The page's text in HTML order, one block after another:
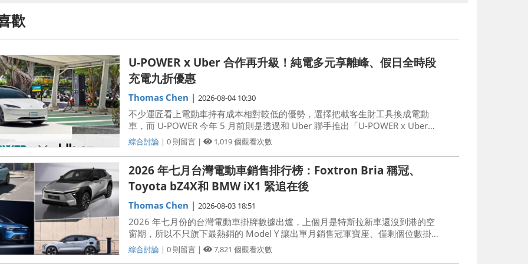
歡
U-POWER x Uber 合作再升級！純電多元享離峰、假日全時段
充電九折優惠
Thomas Chen | 2026-08-04 10:30
不少運匠看上電動車持有成本相對較低的優勢，選擇把載客生財工具換成電動
車，而 U-POWER 今年 5 月前則是透過和 Uber 聯手推出「U-POWER x Uber
Pro 優禮遇專案」，又把充電成本降得更低了。
綜合討論 | 0 則留言 | 1,019個觀看次數
2026 年七月台灣電動車銷售排行榜：Foxtron Bria 稱冠、
Toyota bZ4X和 BMW iX1 緊追在後
Thomas Chen | 2026-08-03 18:51
2026 年七月份的台灣電動車掛牌數據出爐，上個月是特斯拉新車還沒到港的空
窗期，所以不只旗下最熱銷的 Model Y 讓出單月銷售冠軍寶座、僅剩個位數掛
牌，就連台灣整體電動車銷量也從六月份的將近 5,800 輛，大幅滑落到僅 1,600
輛出頭。
綜合討論 | 0 則留言 | 7,821 個觀看次數